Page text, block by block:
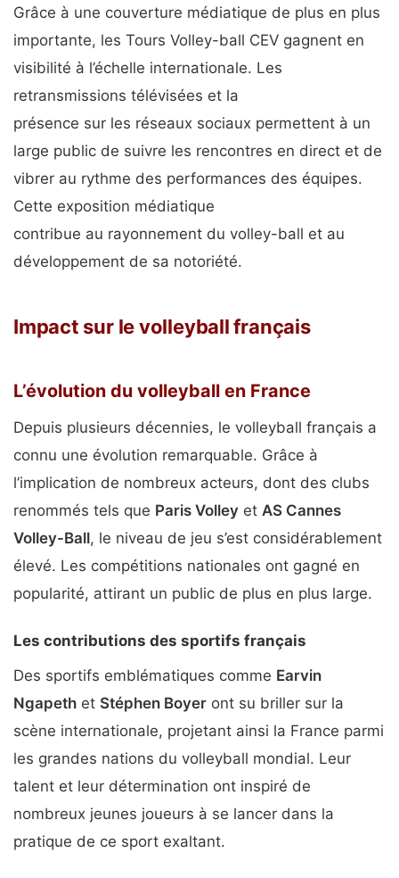
Grâce à une couverture médiatique de plus en plus
importante, les Tours Volley-ball CEV gagnent en
visibilité à l’échelle internationale. Les
retransmissions télévisées et la
présence sur les réseaux sociaux permettent à un
large public de suivre les rencontres en direct et de
vibrer au rythme des performances des équipes.
Cette exposition médiatique
contribue au rayonnement du volley-ball et au
développement de sa notoriété.
Impact sur le volleyball français
L’évolution du volleyball en France
Depuis plusieurs décennies, le volleyball français a
connu une évolution remarquable. Grâce à
l’implication de nombreux acteurs, dont des clubs
renommés tels que Paris Volley et AS Cannes
Volley-Ball, le niveau de jeu s’est considérablement
élevé. Les compétitions nationales ont gagné en
popularité, attirant un public de plus en plus large.
Les contributions des sportifs français
Des sportifs emblématiques comme Earvin
Ngapeth et Stéphen Boyer ont su briller sur la
scène internationale, projetant ainsi la France parmi
les grandes nations du volleyball mondial. Leur
talent et leur détermination ont inspiré de
nombreux jeunes joueurs à se lancer dans la
pratique de ce sport exaltant.